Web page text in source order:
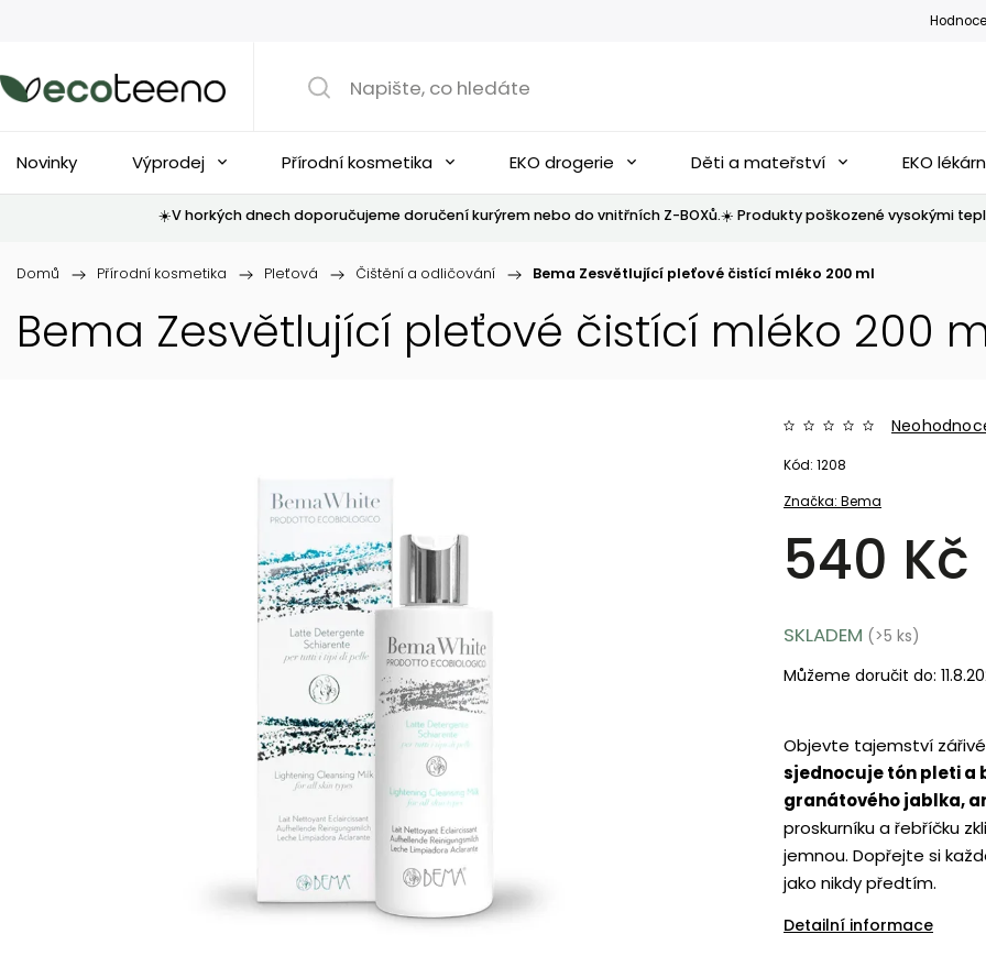
Novinky Výprodej Přírodní kosmetika EKO drogerie Děti a mateřství EKO
☀️V horkých dnech doporučujeme doručení kurýrem nebo do vnitřních Z-BOXů.☀️ Produkty poškozené vysokými
Domů / Přírodní kosmetika / Pleťová / Čištění a odličování / Bema Zesvětlující pleťové čistící mléko 200 ml
Bema Zesvětlující pleťové čistící mléko 200
Značka:Bema
540 Kč
Kód: 1208
Objevte tajemství
sjednocuje tón pleti a
granátového jablka,
proskurníku a řebříčku
jemnou. Dopřejte si
jako nikdy předtím.
Detailní informace
SKLADEM (>5 ks)
Můžeme doručit do: